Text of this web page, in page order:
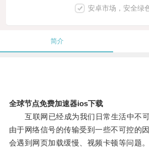
安卓市场，安全绿
简介
全球节点免费加速器ios下载
互联网已经成为我们日常生活中不可
由于网络信号的传输受到一些不可控的
会遇到网页加载缓慢、视频卡顿等问题。